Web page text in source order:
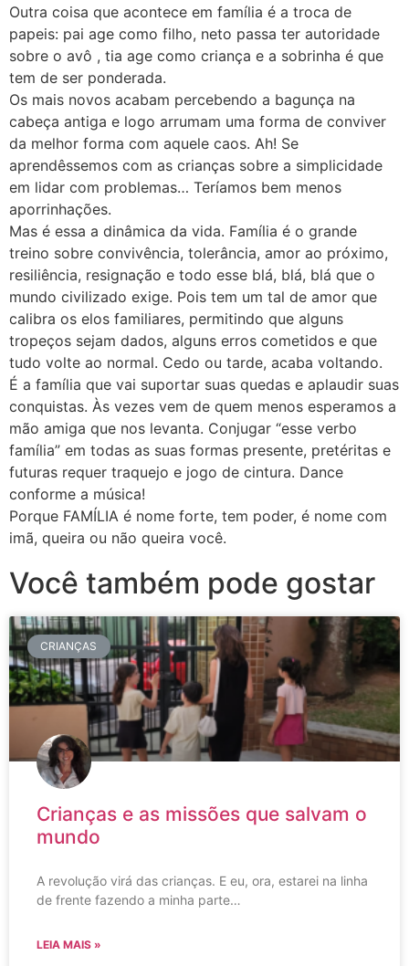
Outra coisa que acontece em família é a troca de
papeis: pai age como filho, neto passa ter autoridade
sobre o avô , tia age como criança e a sobrinha é que
tem de ser ponderada.
Os mais novos acabam percebendo a bagunça na
cabeça antiga e logo arrumam uma forma de conviver
da melhor forma com aquele caos. Ah! Se
aprendêssemos com as crianças sobre a simplicidade
em lidar com problemas… Teríamos bem menos
aporrinhações.
Mas é essa a dinâmica da vida. Família é o grande
treino sobre convivência, tolerância, amor ao próximo,
resiliência, resignação e todo esse blá, blá, blá que o
mundo civilizado exige. Pois tem um tal de amor que
calibra os elos familiares, permitindo que alguns
tropeços sejam dados, alguns erros cometidos e que
tudo volte ao normal. Cedo ou tarde, acaba voltando.
É a família que vai suportar suas quedas e aplaudir suas
conquistas. Às vezes vem de quem menos esperamos a
mão amiga que nos levanta. Conjugar “esse verbo
família” em todas as suas formas presente, pretéritas e
futuras requer traquejo e jogo de cintura. Dance
conforme a música!
Porque FAMÍLIA é nome forte, tem poder, é nome com
imã, queira ou não queira você.
Você também pode gostar
CRIANÇAS
Crianças e as missões que salvam o
mundo
A revolução virá das crianças. E eu, ora, estarei na linha
de frente fazendo a minha parte…
LEIA MAIS »